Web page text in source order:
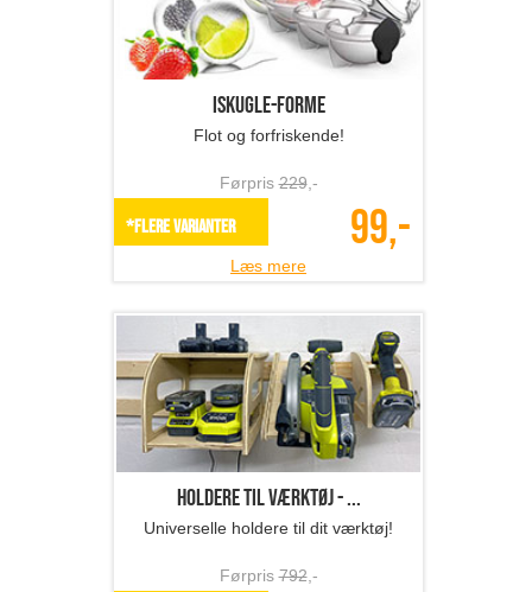
Iskugle-forme
Flot og forfriskende!
Førpris229,-
*Flere varianter 99,-
Læs mere
Holdere til værktøj - ...
Universelle holdere til dit værktøj!
Førpris792,-